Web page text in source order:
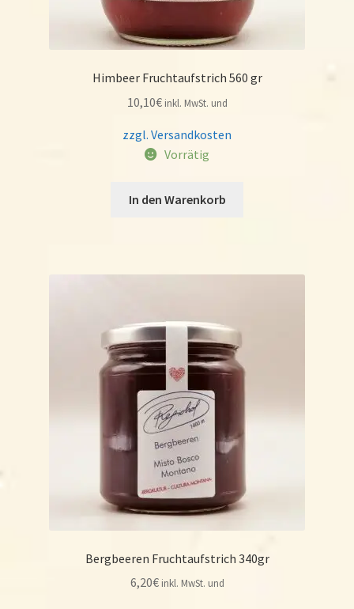
Himbeer Fruchtaufstrich 560 gr
10,10€ inkl. MwSt. und
zzgl. Versandkosten
Vorrätig
In den Warenkorb
Bergbeeren Fruchtaufstrich 340gr
6,20€ inkl. MwSt. und